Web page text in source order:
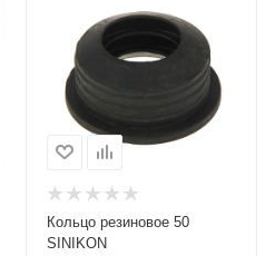
Кольцо резиновое 50
SINIKON